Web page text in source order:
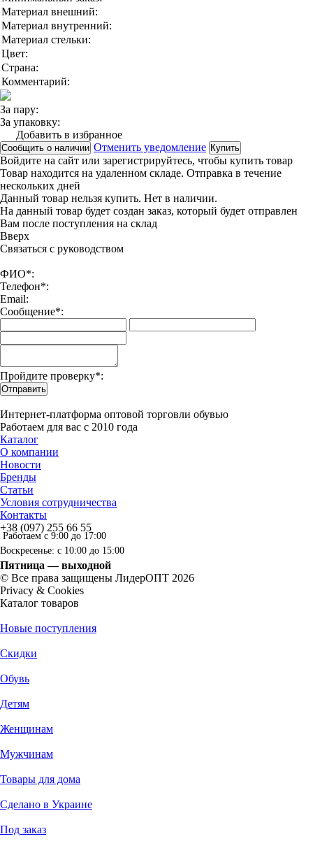
Материал внешний:
Материал внутренний:
Материал стельки:
Цвет:
Страна:
Комментарий:
За пару:
За упаковку:
Добавить в избранное
Сообщить о наличии Отменить уведомление Купить
Войдите на сайт или зарегистрируйтесь, чтобы купить товар
Товар находится на удаленном складе. Отправка в течение
нескольких дней
Данный товар нельзя купить. Нет в наличии.
На данный товар будет создан заказ, который будет отправлен
Вам после поступления на склад
Вверx
Связаться с руководством
ФИО*:
Телефон*:
Email:
Сообщение*:
Пройдите проверку*:
Отправить
Интернет-платформа оптовой торговли обувью
Работаем для вас с 2010 года
Каталог
О компании
Новости
Бренды
Статьи
Условия сотрудничества
Контакты
+38 (097) 255 66 55
Работаем с 9:00 до 17:00
Воскресенье: с 10:00 до 15:00
Пятница — выходной
© Все права защищены ЛидерОПТ 2026
Privacy & Cookies
Каталог товаров
Новые поступления
Скидки
Обувь
Детям
Женщинам
Мужчинам
Товары для дома
Сделано в Украине
Под заказ